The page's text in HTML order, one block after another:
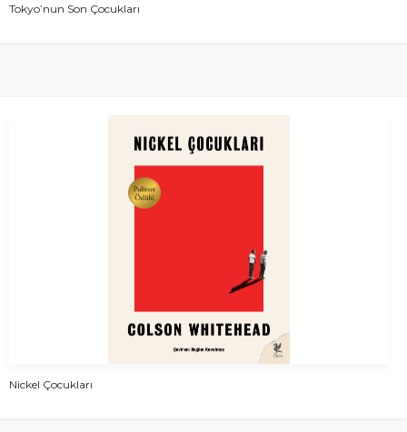
Tokyo’nun Son Çocukları
Nickel Çocukları